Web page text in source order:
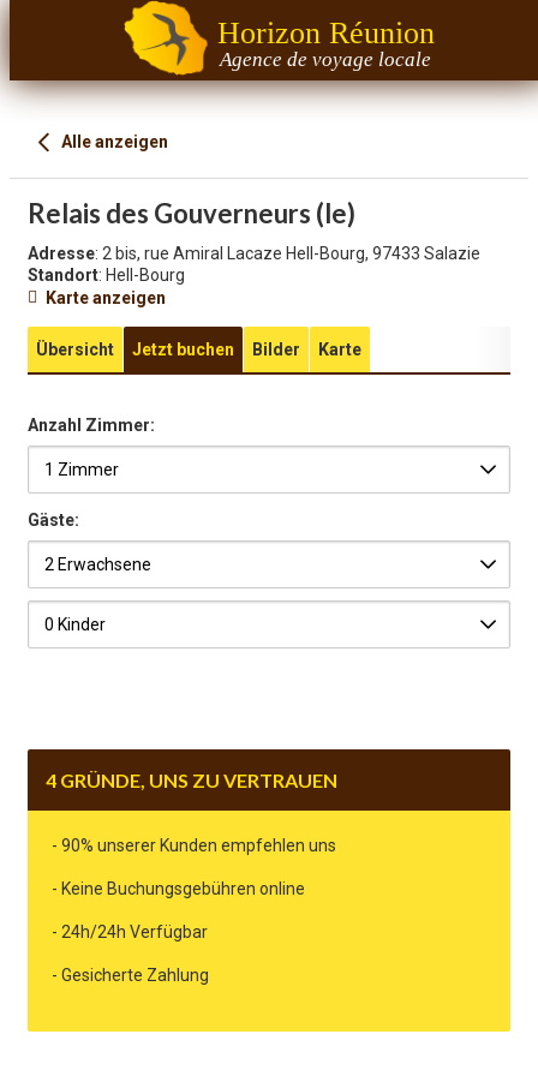
Horizon Réunion
Agence de voyage locale
Alle anzeigen
Relais des Gouverneurs (le)
Adresse: 2 bis, rue Amiral Lacaze Hell-Bourg, 97433 Salazie
Standort: Hell-Bourg
Karte anzeigen
Übersicht Jetzt buchen Bilder Karte
Anzahl Zimmer:
Gäste:
4 GRÜNDE, UNS ZU VERTRAUEN
- 90% unserer Kunden empfehlen uns
- Keine Buchungsgebühren online
- 24h/24h Verfügbar
- Gesicherte Zahlung